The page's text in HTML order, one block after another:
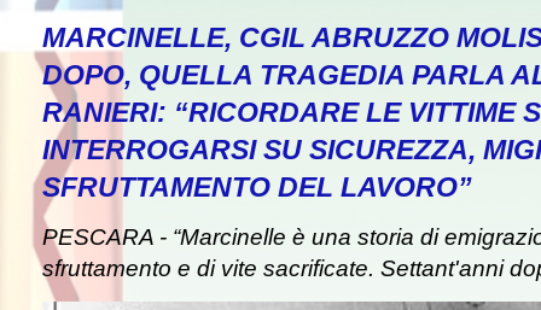
MARCINELLE, CGIL ABRUZZO
DOPO, QUELLA TRAGEDIA PARLA
RANIERI: “RICORDARE LE VITTIME
INTERROGARSI SU SICUREZZA,
SFRUTTAMENTO DEL LAVORO”
PESCARA - “Marcinelle è una storia di
sfruttamento e di vite sacrificate. Settant'anni